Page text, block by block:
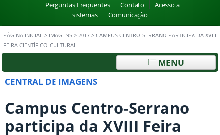
Perguntas Frequentes Contato
Acesso a
sistemas
Comunicação
PÁGINA INICIAL > IMAGENS > 2017 > CAMPUS CENTRO-SERRANO PARTICIPA DA XVIII
FEIRA CIENTÍFICO-CULTURAL
MENU
CENTRAL DE IMAGENS
Campus Centro-Serrano
participa da XVIII Feira